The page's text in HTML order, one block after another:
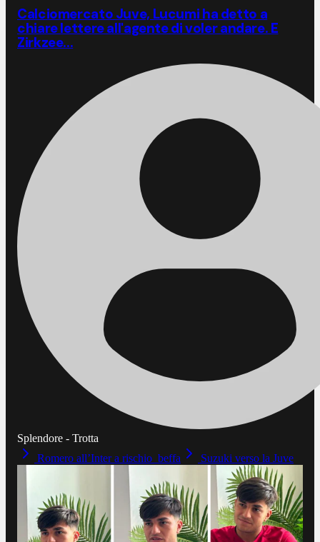
Calciomercato Juve, Lucumi ha detto a
chiare lettere all'agente di voler andare. E
Zirkzee...
Splendore - Trotta
Romero all’Inter a rischio beffa
Suzuki verso la Juve